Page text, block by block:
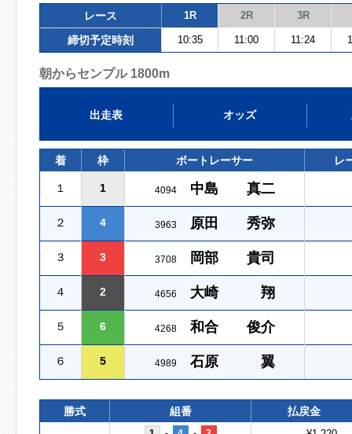
レース 1R 2R 3R
締切予定時刻 10:35 11:00 11:24
朝からセンプル 1800m
出走表 オッズ
着 枠 ボートレーサー レ
１ 1 4094 中島 真二
２ 4 3963 原田 秀弥
３ 3 3708 岡部 貴司
４ 2 4656 大崎 翔
５ 6 4268 和合 俊介
６ 5 4989 石原 翼
勝式 組番 払戻金